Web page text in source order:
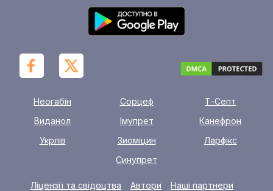
Неогабін Сорцеф
Т-Септ
Виданол
Імупрет
Канефрон
Укрлів
Зиоміцин
Ларфікс
Синупрет
Ліцензії та свідоцтва Автори
Наші партнери